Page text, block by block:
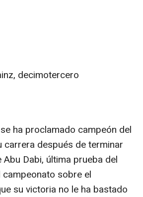
decimotercero
ha proclamado campeón del
después de terminar
Dabi, última prueba del
sobre el
su victoria no le ha bastado